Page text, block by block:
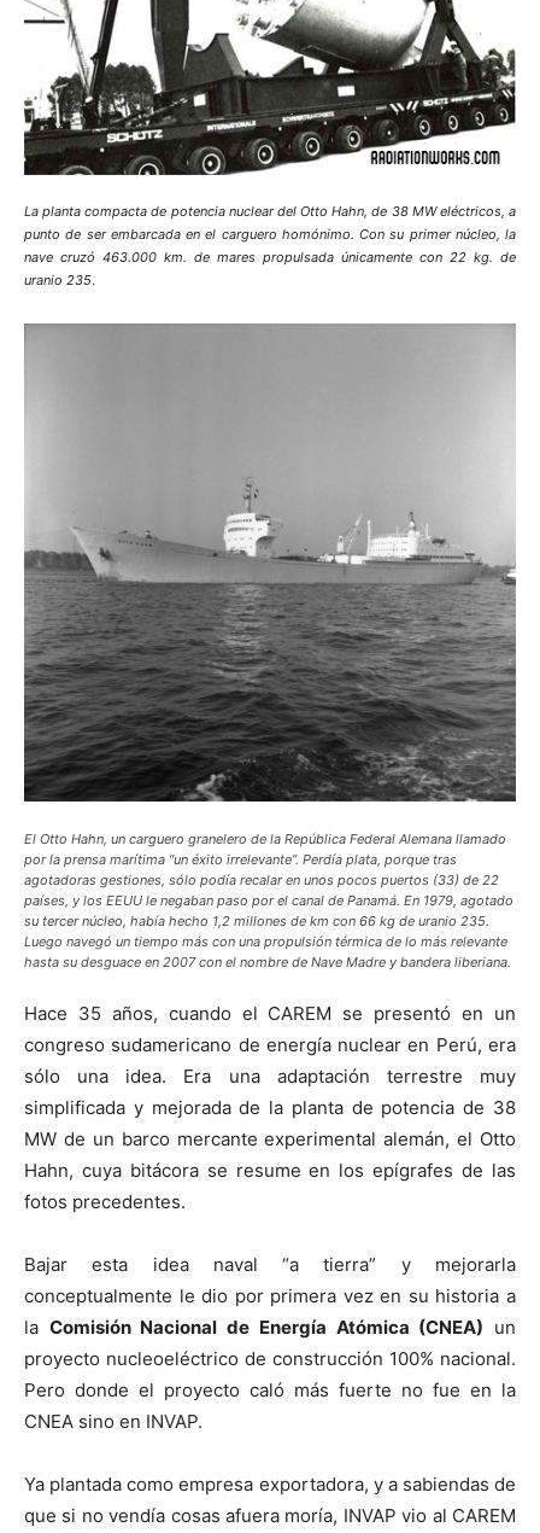
La planta compacta de potencia nuclear del Otto Hahn, de 38 MW eléctricos, a
punto de ser embarcada en el carguero homónimo. Con su primer núcleo, la
nave cruzó 463.000 km. de mares propulsada únicamente con 22 kg. de
uranio 235.
El Otto Hahn, un carguero granelero de la República Federal Alemana llamado
por la prensa marítima “un éxito irrelevante”. Perdía plata, porque tras
agotadoras gestiones, sólo podía recalar en unos pocos puertos (33) de 22
países, y los EEUU le negaban paso por el canal de Panamá. En 1979, agotado
su tercer núcleo, había hecho 1,2 millones de km con 66 kg de uranio 235.
Luego navegó un tiempo más con una propulsión térmica de lo más relevante
hasta su desguace en 2007 con el nombre de Nave Madre y bandera liberiana.
Hace 35 años, cuando el CAREM se presentó en un
congreso sudamericano de energía nuclear en Perú, era
sólo una idea. Era una adaptación terrestre muy
simplificada y mejorada de la planta de potencia de 38
MW de un barco mercante experimental alemán, el Otto
Hahn, cuya bitácora se resume en los epígrafes de las
fotos precedentes.
Bajar esta idea naval “a tierra” y mejorarla
conceptualmente le dio por primera vez en su historia a
la Comisión Nacional de Energía Atómica (CNEA) un
proyecto nucleoeléctrico de construcción 100% nacional.
Pero donde el proyecto caló más fuerte no fue en la
CNEA sino en INVAP.
Ya plantada como empresa exportadora, y a sabiendas de
que si no vendía cosas afuera moría, INVAP vio al CAREM